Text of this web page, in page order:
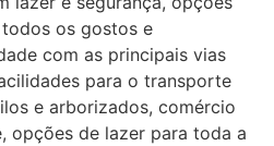
os gostos e
com as principais vias
para o transporte
e arborizados, comércio
opções de lazer para toda a